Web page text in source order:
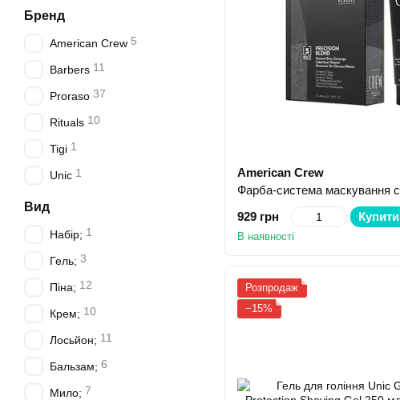
American Crew
929 грн
Купити
В наявності
Розпродаж
−15%
Бренд
American Crew 5
Barbers 11
Proraso 37
Rituals 10
Tigi 1
Unic 1
Вид
Набір; 1
Гель; 3
Піна; 12
Крем; 10
Лосьйон; 11
Бальзам; 6
Мило; 7